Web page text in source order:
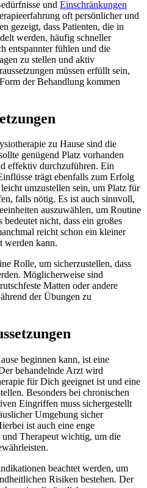
und Einschränkungen
oft persönlicher und
gezeigt, dass Patienten, die in
werden, häufig schneller
entspannter fühlen und die
zu stellen und aktiv
müssen erfüllt sein,
der Behandlung kommen
zu Hause sind die
genügend Platz vorhanden
effektiv durchzuführen. Ein
trägt ebenfalls zum Erfolg
umzustellen sein, um Platz für
falls nötig. Es ist auch sinnvoll,
auszuwählen, um Routine
nicht, dass ein großes
reicht schon ein kleiner
werden kann.
Rolle, um sicherzustellen, dass
Möglicherweise sind
Matten oder andere
der Übungen zu
beginnen kann, ist eine
behandelnde Arzt wird
für Dich geeignet ist und eine
Besonders bei chronischen
Eingriffen muss sichergestellt
Umgebung sicher
ist auch eine enge
Therapeut wichtig, um die
beachtet werden, um
Risiken bestehen. Der